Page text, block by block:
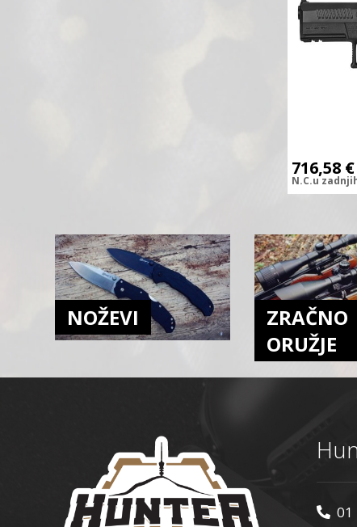
716,58 €
N.C.u
NOŽEVI
ZRAČNO
ORUŽJE
01